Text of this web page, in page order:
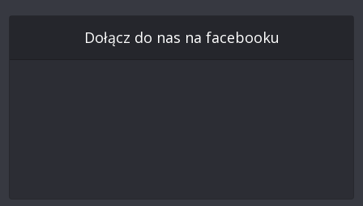
Dołącz do nas na facebooku